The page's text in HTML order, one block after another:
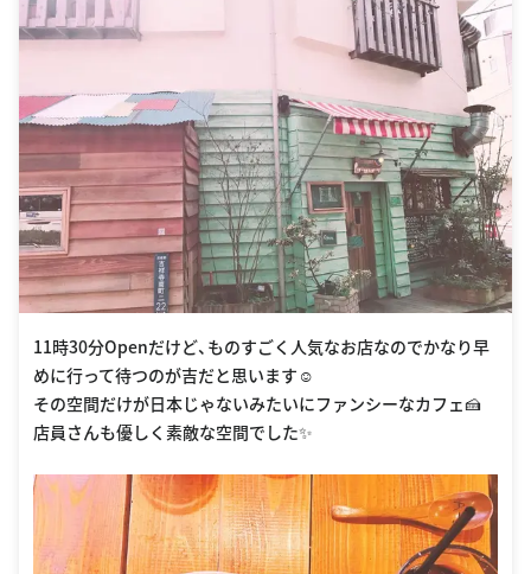
11時30分Openだけど、ものすごく人気なお店なのでかなり早
めに行って待つのが吉だと思います☺︎
その空間だけが日本じゃないみたいにファンシーなカフェ🍰
店員さんも優しく素敵な空間でした✨